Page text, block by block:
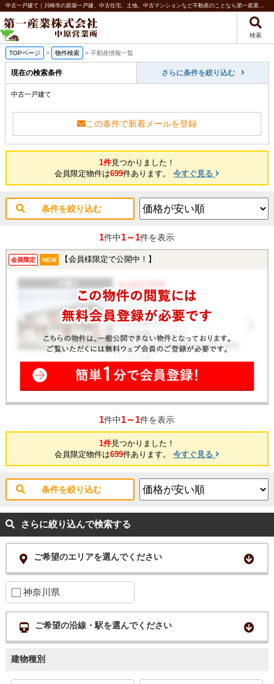
中古一戸建て｜川崎市の新築一戸建、中古住宅、土地、中古マンションなど不動産のことなら第一産業株式会社 中原営業所
検索
TOPページ > 物件検索 > 不動産情報一覧
現在の検索条件 さらに条件を絞り込む
中古一戸建て
この条件で新着メールを登録
1件見つかりました！
会員限定物件は699件あります。 今すぐ見る
条件を絞り込む
1件中1～1件を表示
会員限定 NEW 【会員様限定で公開中！】
1件中1～1件を表示
1件見つかりました！
会員限定物件は699件あります。 今すぐ見る
条件を絞り込む
さらに絞り込んで検索する
ご希望のエリアを選んでください
神奈川県
ご希望の沿線・駅を選んでください
建物種別